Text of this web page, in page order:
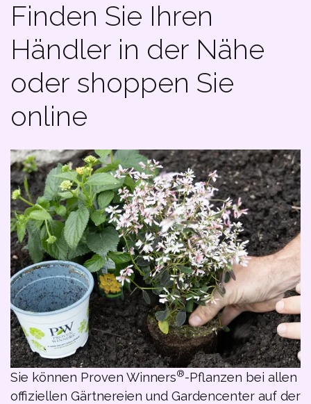
Finden Sie Ihren
Händler in der Nähe
oder shoppen Sie
online
Sie können Proven Winners®-Pflanzen bei allen
offiziellen Gärtnereien und Gardencenter auf der